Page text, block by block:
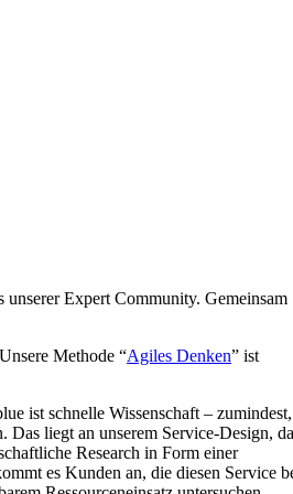
Expert Community. Gemeinsam
Methode “Agiles Denken” ist
ist schnelle Wissenschaft – zumindest,
liegt an unserem Service-Design,
Research in Form einer
es Kunden an, die diesen Service